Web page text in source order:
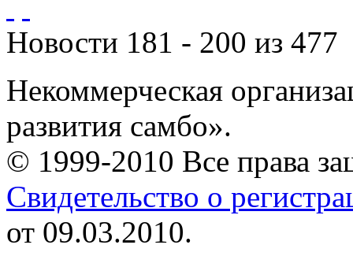
Новости 181 - 200 из 477
Некоммерческая
развития самбо».
© 1999-2010 Все права
Свидетельство о
от 09.03.2010.